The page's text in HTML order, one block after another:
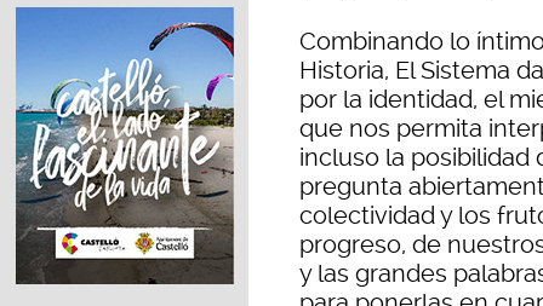
Combinando lo
Historia, El Sistema
por la identidad, el
que nos permita
incluso la posibilidad
pregunta
colectividad y los
progreso, de
y las grandes